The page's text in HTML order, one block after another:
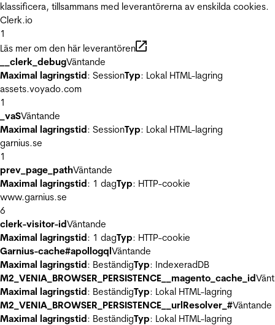
klassificera, tillsammans med leverantörerna av enskilda cookies.
Clerk.io
1
Läs mer om den här leverantören
__clerk_debugVäntande
Maximal lagringstid: SessionTyp: Lokal HTML-lagring
assets.voyado.com
1
_vaSVäntande
Maximal lagringstid: SessionTyp: Lokal HTML-lagring
garnius.se
1
prev_page_pathVäntande
Maximal lagringstid: 1 dagTyp: HTTP-cookie
www.garnius.se
6
clerk-visitor-idVäntande
Maximal lagringstid: 1 dagTyp: HTTP-cookie
Garnius-cache#apollogqlVäntande
Maximal lagringstid: BeständigTyp: IndexeradDB
M2_VENIA_BROWSER_PERSISTENCE__magento_cache_id
Maximal lagringstid: BeständigTyp: Lokal HTML-lagring
M2_VENIA_BROWSER_PERSISTENCE__urlResolver_#Väntande
Maximal lagringstid: BeständigTyp: Lokal HTML-lagring